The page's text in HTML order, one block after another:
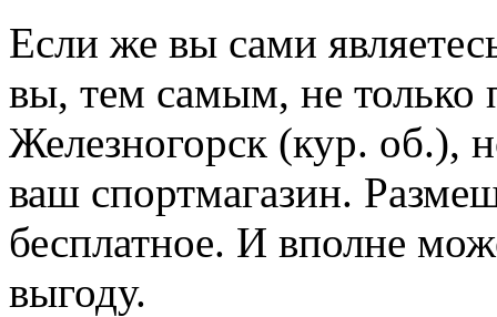
Если же вы сами
вы, тем самым, не только
Железногорск (кур. об.),
ваш спортмагазин.
бесплатное. И вполне
выгоду.